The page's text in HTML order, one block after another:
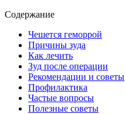
Содержание
Чешется геморрой
Причины зуда
Как лечить
Зуд после операции
Рекомендации и советы
Профилактика
Частые вопросы
Полезные советы